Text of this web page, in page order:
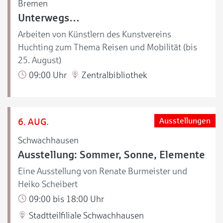
Bremen
Unterwegs…
Arbeiten von Künstlern des Kunstvereins
Huchting zum Thema Reisen und Mobilität (bis
25. August)
09:00 Uhr
Zentralbibliothek
6. AUG.
Schwachhausen
Ausstellungen
Ausstellung: Sommer, Sonne, Elemente
Eine Ausstellung von Renate Burmeister und
Heiko Scheibert
09:00 bis 18:00 Uhr
Stadtteilfiliale Schwachhausen